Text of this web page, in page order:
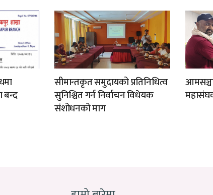
बन्द
सीमान्तकृत समुदायको प्रतिनिधित्व
सुनिश्चित गर्न निर्वाचन विधेयक
संशोधनको माग